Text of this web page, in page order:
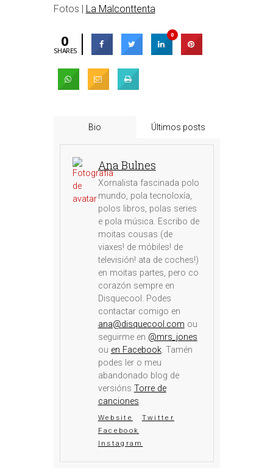
Fotos | La Malconttenta
0
SHARES
0
Bio Últimos posts
Ana Bulnes
Xornalista fascinada polo
mundo, pola tecnoloxía,
polos libros, polas series
e pola música. Escribo de
moitas cousas (de
viaxes! de móbiles! de
televisión! ata de coches!)
en moitas partes, pero co
corazón sempre en
Disquecool. Podes
contactar comigo en
ana@disquecool.com ou
seguirme en @mrs_jones
ou en Facebook. Tamén
podes ler o meu
abandonado blog de
versións Torre de
canciones.
Website
Twitter
Facebook
Instagram